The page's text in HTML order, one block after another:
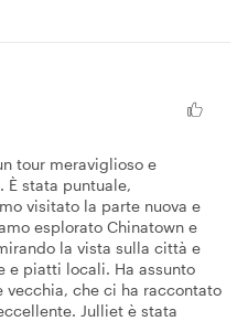
tour meraviglioso e
È stata puntuale,
visitato la parte nuova e
esplorato Chinatown e
la vista sulla città e
e piatti locali. Ha assunto
che ci ha raccontato
Julliet è stata